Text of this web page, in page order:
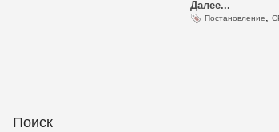
Далее...
Постановление,
Поиск